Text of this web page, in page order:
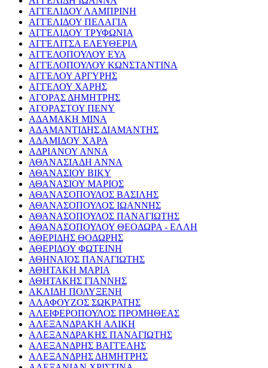
ΑΓΓΕΛΙΔΟΥ ΛΑΜΠΡΙΝΗ
ΑΓΓΕΛΙΔΟΥ ΠΕΛΑΓΙΑ
ΑΓΓΕΛΙΔΟΥ ΤΡΥΦΩΝΙΑ
ΑΓΓΕΛΙΤΣΑ ΕΛΕΥΘΕΡΙΑ
ΑΓΓΕΛΟΠΟΥΛΟΥ ΕΥΑ
ΑΓΓΕΛΟΠΟΥΛΟΥ ΚΩΝΣΤΑΝΤΙΝΑ
ΑΓΓΕΛΟΥ ΑΡΓΥΡΗΣ
ΑΓΓΕΛΟΥ ΧΑΡΗΣ
ΑΓΟΡΑΣ ΔΗΜΗΤΡΗΣ
ΑΓΟΡΑΣΤΟΥ ΠΕΝΥ
ΑΔΑΜΑΚΗ ΜΙΝΑ
ΑΔΑΜΑΝΤΙΔΗΣ ΔΙΑΜΑΝΤΗΣ
ΑΔΑΜΙΔΟΥ ΧΑΡΑ
ΑΔΡΙΑΝΟΥ ΑΝΝΑ
ΑΘΑΝΑΣΙΑΔΗ ΑΝΝΑ
ΑΘΑΝΑΣΙΟΥ ΒΙΚΥ
ΑΘΑΝΑΣΙΟΥ ΜΑΡΙΟΣ
ΑΘΑΝΑΣΟΠΟΥΛΟΣ ΒΑΣΙΛΗΣ
ΑΘΑΝΑΣΟΠΟΥΛΟΣ ΙΩΑΝΝΗΣ
ΑΘΑΝΑΣΟΠΟΥΛΟΣ ΠΑΝΑΓΙΩΤΗΣ
ΑΘΑΝΑΣΟΠΟΥΛΟΥ ΘΕΟΔΩΡΑ - ΕΛΛΗ
ΑΘΕΡΙΔΗΣ ΘΟΔΩΡΗΣ
ΑΘΕΡΙΔΟΥ ΦΩΤΕΙΝΗ
ΑΘΗΝΑΙΟΣ ΠΑΝΑΓΙΩΤΗΣ
ΑΘΗΤΑΚΗ ΜΑΡΙΑ
ΑΘΗΤΑΚΗΣ ΓΙΑΝΝΗΣ
ΑΚΛΙΔΗ ΠΟΛΥΞΕΝΗ
ΑΛΑΦΟΥΖΟΣ ΣΩΚΡΑΤΗΣ
ΑΛΕΙΦΕΡΟΠΟΥΛΟΣ ΠΡΟΜΗΘΕΑΣ
ΑΛΕΞΑΝΔΡΑΚΗ ΑΛΙΚΗ
ΑΛΕΞΑΝΔΡΑΚΗΣ ΠΑΝΑΓΙΩΤΗΣ
ΑΛΕΞΑΝΔΡΗΣ ΒΑΓΓΕΛΗΣ
ΑΛΕΞΑΝΔΡΗΣ ΔΗΜΗΤΡΗΣ